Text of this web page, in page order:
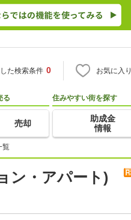
た検索条件 0 お気に入り
る
売却
住みやすい街を探す
助成金
情報
覧
ン・アパート)